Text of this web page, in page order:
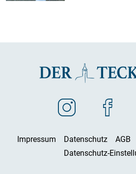
Impressum Datenschutz AGB
Datenschutz-